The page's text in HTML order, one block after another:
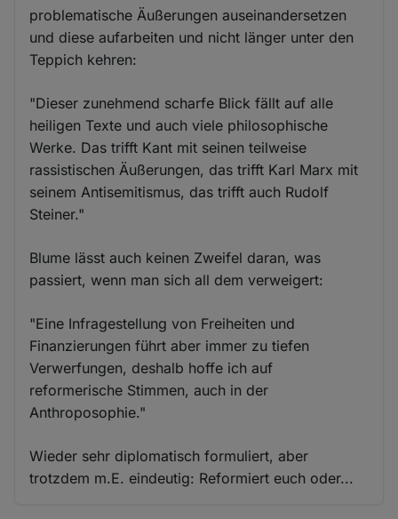
problematische Äußerungen auseinandersetzen
und diese aufarbeiten und nicht länger unter den
Teppich kehren:
"Dieser zunehmend scharfe Blick fällt auf alle
heiligen Texte und auch viele philosophische
Werke. Das trifft Kant mit seinen teilweise
rassistischen Äußerungen, das trifft Karl Marx mit
seinem Antisemitismus, das trifft auch Rudolf
Steiner."
Blume lässt auch keinen Zweifel daran, was
passiert, wenn man sich all dem verweigert:
"Eine Infragestellung von Freiheiten und
Finanzierungen führt aber immer zu tiefen
Verwerfungen, deshalb hoffe ich auf
reformerische Stimmen, auch in der
Anthroposophie."
Wieder sehr diplomatisch formuliert, aber
trotzdem m.E. eindeutig: Reformiert euch oder...